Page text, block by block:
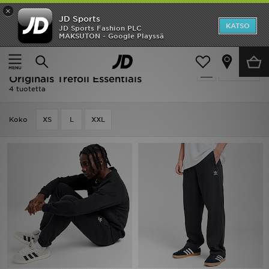
×
JD Sports
JD Sports Fashion PLC
MAKSUTON - Google Playssä
KATSO
Etusivu
Miehet Miesten vaatteet
Suodata
Ale | Miesten vaatteet - Adidas
Originals Trefoil Essentials
4 tuotetta
Koko XS L XXL
Etusivu
Ale
Uutuudet
Suosikit
Tuotemerkit
Inspiroidu